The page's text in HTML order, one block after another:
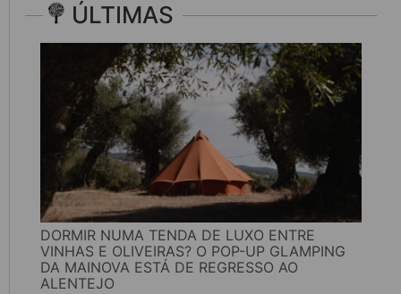
ÚLTIMAS
DORMIR NUMA TENDA DE LUXO ENTRE
VINHAS E OLIVEIRAS? O POP-UP GLAMPING
DA MAINOVA ESTÁ DE REGRESSO AO
ALENTEJO